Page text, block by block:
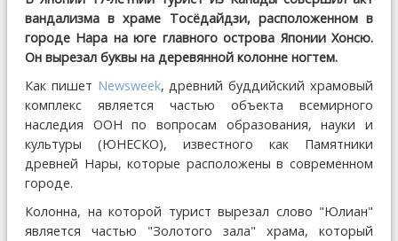
вандализма в храме Тосёдайдзи, расположенном в
городе Нара на юге главного острова Японии Хонсю.
Он вырезал буквы на деревянной колонне ногтем.
Как пишет Newsweek, древний буддийский храмовый
комплекс является частью объекта всемирного
наследия ООН по вопросам образования, науки и
культуры (ЮНЕСКО), известного как Памятники
древней Нары, которые расположены в современном
городе.
Колонна, на которой турист вырезал слово "Юлиан"
является частью "Золотого зала" храма, который